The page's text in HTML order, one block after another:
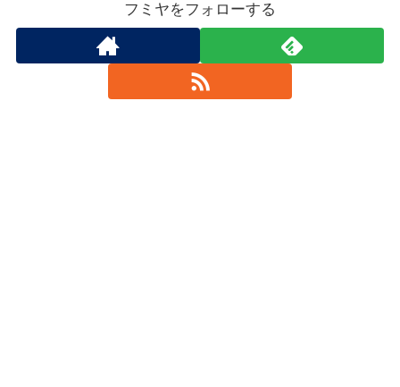
フミヤをフォローする